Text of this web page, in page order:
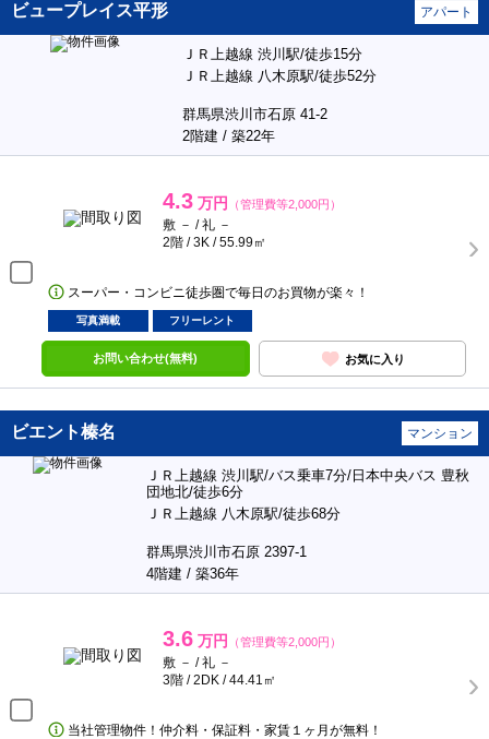
ビュープレイス平形 アパート
ＪＲ上越線 渋川駅/徒歩15分
ＪＲ上越線 八木原駅/徒歩52分
群馬県渋川市石原 41-2
2階建 / 築22年
4.3 万円 （管理費等2,000円）
敷 － / 礼 －
2階 / 3K / 55.99㎡
スーパー・コンビニ徒歩圏で毎日のお買物が楽々！
写真満載 フリーレント
お問い合わせ(無料) お気に入り
ビエント榛名 マンション
ＪＲ上越線 渋川駅/バス乗車7分/日本中央バス 豊秋
団地北/徒歩6分
ＪＲ上越線 八木原駅/徒歩68分
群馬県渋川市石原 2397-1
4階建 / 築36年
3.6 万円 （管理費等2,000円）
敷 － / 礼 －
3階 / 2DK / 44.41㎡
当社管理物件！仲介料・保証料・家賃１ヶ月が無料！